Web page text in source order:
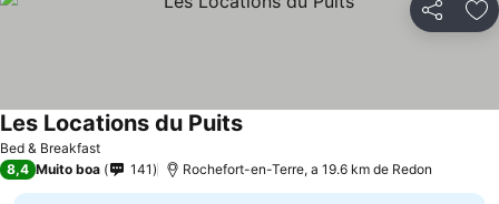
Partilhar
Bed & Breakfast
Les Locations du Puits
8,4 Muito boa 141 Rochefort-en-Terre, a 19.6 km de Redon